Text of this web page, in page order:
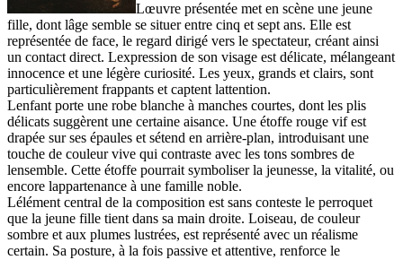
Lœuvre présentée met en scène une jeune
fille, dont lâge semble se situer entre cinq et sept ans. Elle est
représentée de face, le regard dirigé vers le spectateur, créant ainsi
un contact direct. Lexpression de son visage est délicate, mélangeant
innocence et une légère curiosité. Les yeux, grands et clairs, sont
particulièrement frappants et captent lattention.
Lenfant porte une robe blanche à manches courtes, dont les plis
délicats suggèrent une certaine aisance. Une étoffe rouge vif est
drapée sur ses épaules et sétend en arrière-plan, introduisant une
touche de couleur vive qui contraste avec les tons sombres de
lensemble. Cette étoffe pourrait symboliser la jeunesse, la vitalité, ou
encore lappartenance à une famille noble.
Lélément central de la composition est sans conteste le perroquet
que la jeune fille tient dans sa main droite. Loiseau, de couleur
sombre et aux plumes lustrées, est représenté avec un réalisme
certain. Sa posture, à la fois passive et attentive, renforce le